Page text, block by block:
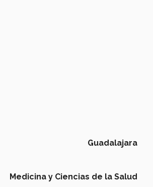
Guadalajara
Medicina y Ciencias de la Salud